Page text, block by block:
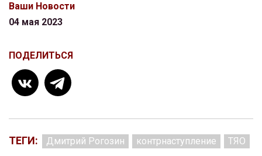
Ваши Новости
04 мая 2023
ПОДЕЛИТЬСЯ
ТЕГИ: Дмитрий Рогозин контрнаступление ТЯО